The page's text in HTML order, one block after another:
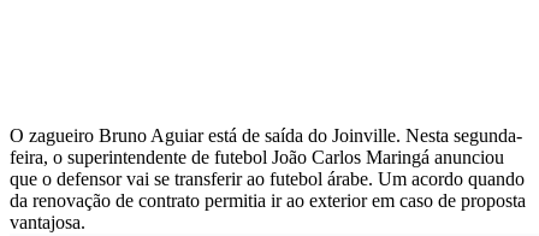
O zagueiro Bruno Aguiar está de saída do Joinville. Nesta segunda-
feira, o superintendente de futebol João Carlos Maringá anunciou
que o defensor vai se transferir ao futebol árabe. Um acordo quando
da renovação de contrato permitia ir ao exterior em caso de proposta
vantajosa.